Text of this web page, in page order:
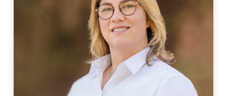
Atmosphäre der Jahrhunderthalle Bochum
machten das Event zu einem gelungenen Erlebnis
für alle Beteiligten.